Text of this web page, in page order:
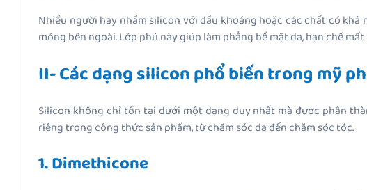
Nhiều người hay nhầm silicon với dầu khoáng hoặc các chất có
mỏng bên ngoài. Lớp phủ này giúp làm phẳng bề mặt da, hạn chế
II- Các dạng silicon phổ biến trong mỹ
Silicon không chỉ tồn tại dưới một dạng duy nhất mà được phân
riêng trong công thức sản phẩm, từ chăm sóc da đến chăm sóc tóc.
1. Dimethicone